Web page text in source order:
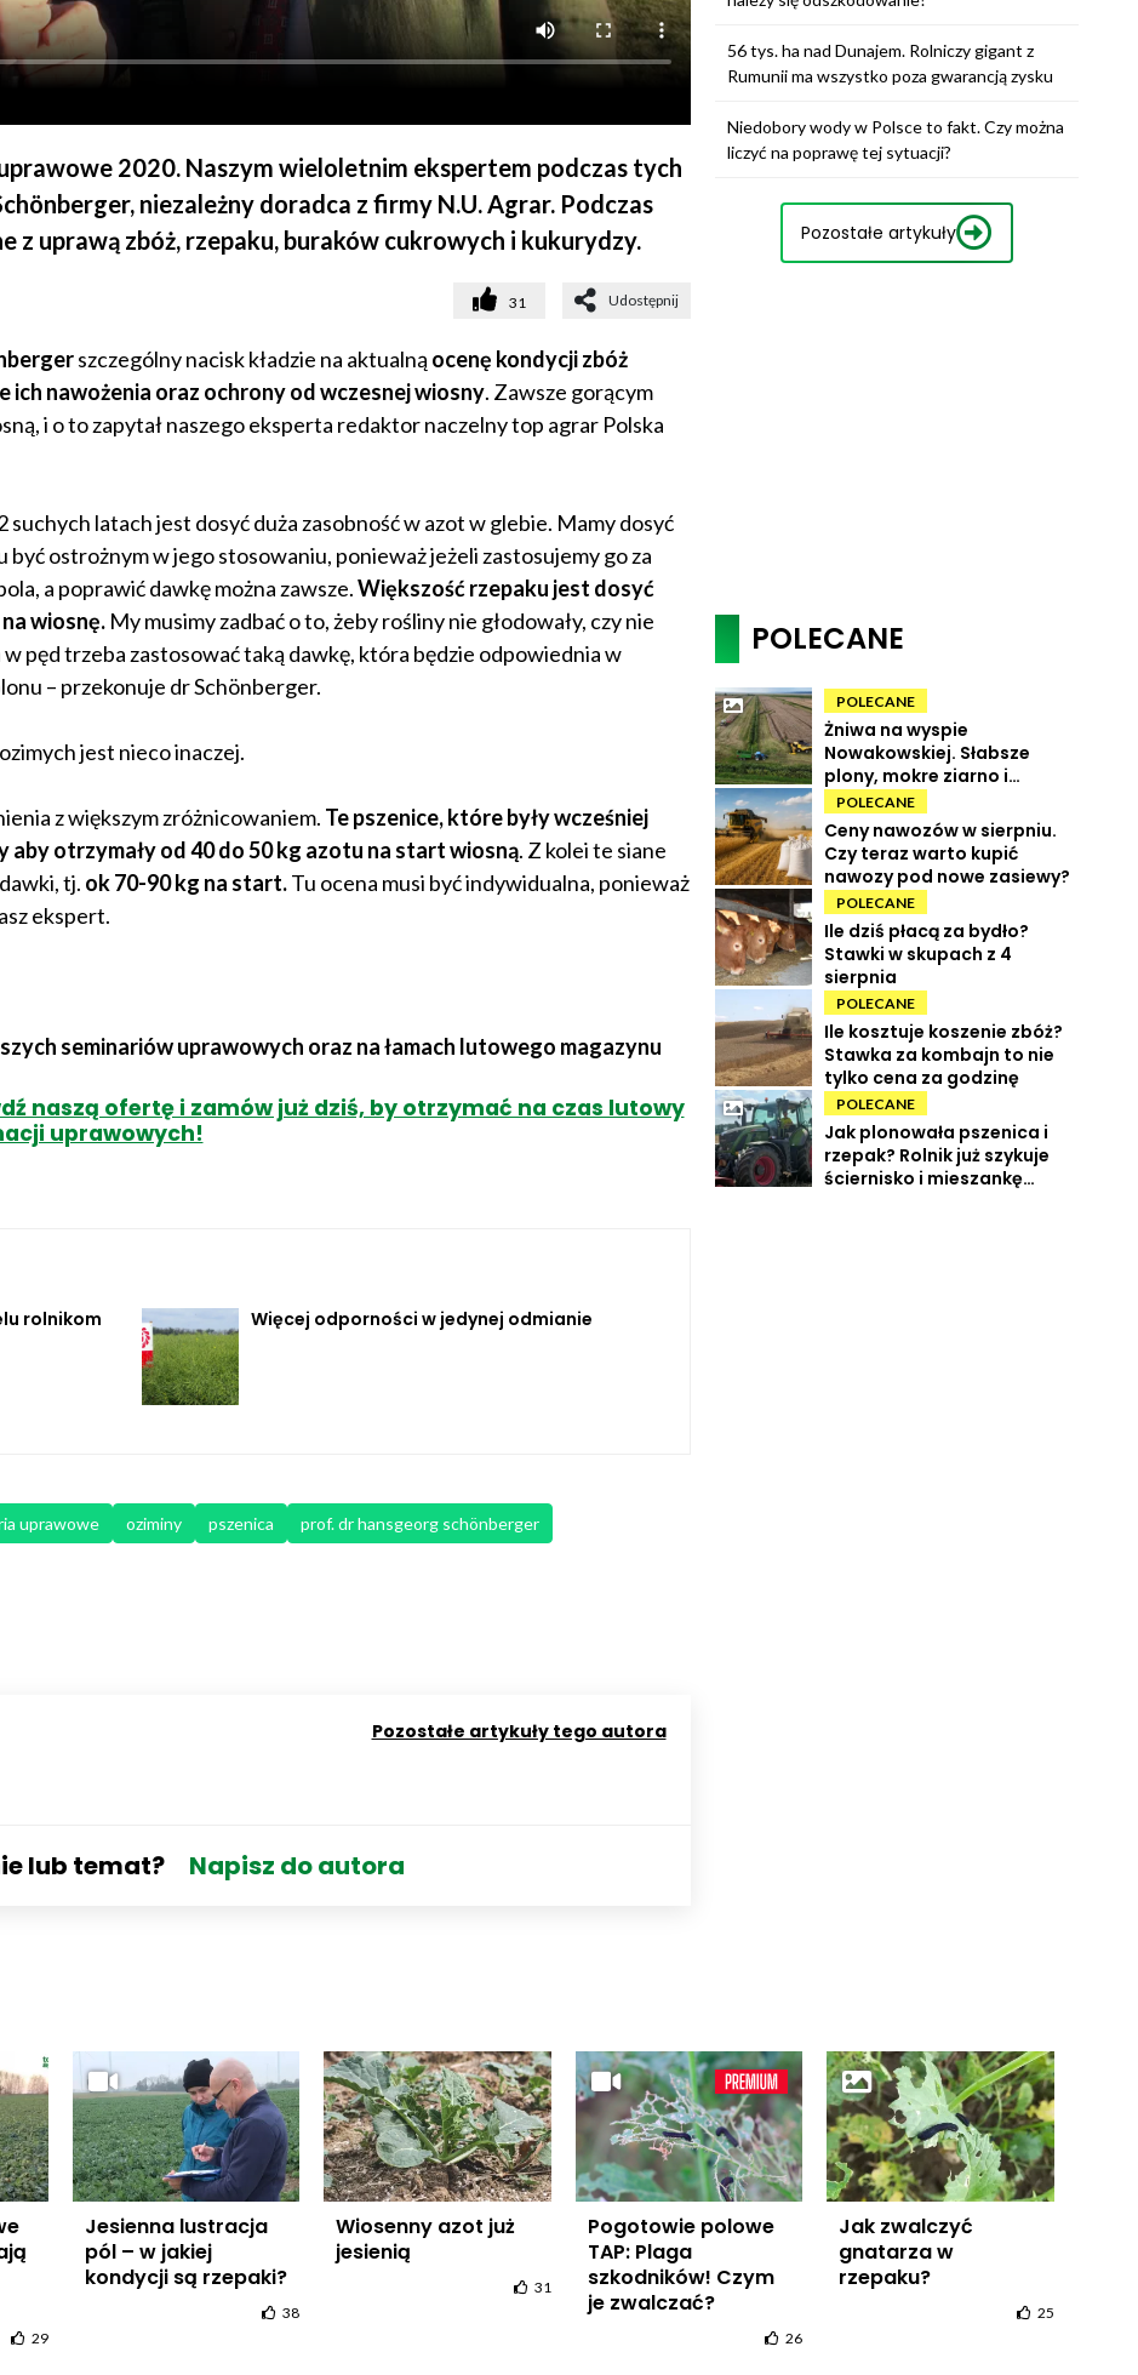
2020. Naszym wieloletnim ekspertem podczas tych
niezależny doradca z firmy N.U. Agrar. Podczas
z uprawą zbóż, rzepaku, buraków cukrowych i kukurydzy.
31 Udostępnij
szczególny nacisk kładzie na aktualną ocenę kondycji zbóż
ich nawożenia oraz ochrony od wczesnej wiosny. Zawsze gorącym
i o to zapytał naszego eksperta redaktor naczelny top agrar Polska
latach jest dosyć duża zasobność w azot w glebie. Mamy dosyć
ostrożnym w jego stosowaniu, ponieważ jeżeli zastosujemy go za
a poprawić dawkę można zawsze.Większość rzepaku jest dosyć
wiosnę.My musimy zadbać o to, żeby rośliny nie głodowały, czy nie
pęd trzeba zastosować taką dawkę, która będzie odpowiednia w
– przekonuje dr Schönberger.
jest nieco inaczej.
z większym zróżnicowaniem. Te pszenice, które były wcześniej
otrzymały od 40 do 50 kg azotu na start wiosną. Z kolei te siane
tj. ok 70-90 kg na start.Tu ocena musi być indywidualna, ponieważ
ekspert.
seminariów uprawowych oraz na łamach lutowego magazynu
naszą ofertę i zamów już dziś, by otrzymać na czas lutowy
uprawowych!
rolnikom
Więcej odporności w jedynej odmianie
uprawowe oziminy pszenica prof. dr hansgeorg schönberger
Pozostałe artykuły tego autora
lub temat? Napisz do autora
56 tys. ha nad Dunajem. Rolniczy gigant z
Rumunii ma wszystko poza gwarancją zysku
Niedobory wody w Polsce to fakt. Czy można
liczyć na poprawę tej sytuacji?
Pozostałe artykuły
POLECANE
POLECANE
Żniwa na wyspie
Nowakowskiej. Słabsze
plony, mokre ziarno i
wysokie koszty
POLECANE
Ceny nawozów w sierpniu.
Czy teraz warto kupić
nawozy pod nowe zasiewy?
POLECANE
Ile dziś płacą za bydło?
Stawki w skupach z 4
sierpnia
POLECANE
Ile kosztuje koszenie zbóż?
Stawka za kombajn to nie
tylko cena za godzinę
POLECANE
Jak plonowała pszenica i
rzepak? Rolnik już szykuje
ściernisko i mieszankę
29
Jesienna lustracja
pól – w jakiej
kondycji są rzepaki?
38
Wiosenny azot już
jesienią
31
Pogotowie polowe
TAP: Plaga
szkodników! Czym
je zwalczać?
26
Jak zwalczyć
gnatarza w
rzepaku?
25